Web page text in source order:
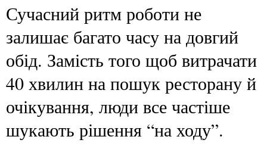
Сучасний ритм роботи не
залишає багато часу на довгий
обід. Замість того щоб витрачати
40 хвилин на пошук ресторану й
очікування, люди все частіше
шукають рішення “на ходу”.